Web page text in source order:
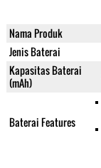
Nama Produk
Jenis Baterai
Kapasitas Baterai
(mAh)
Baterai Features